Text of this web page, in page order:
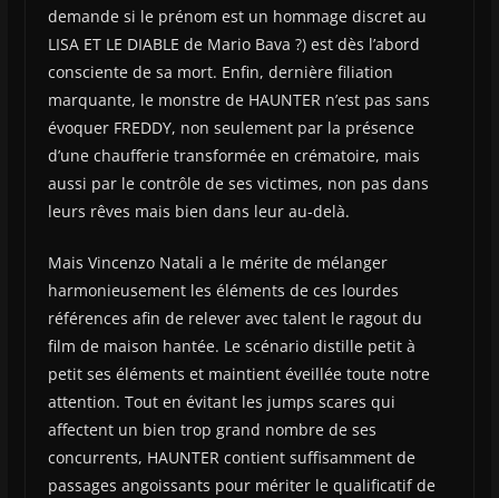
demande si le prénom est un hommage discret au
LISA ET LE DIABLE de Mario Bava ?) est dès l’abord
consciente de sa mort. Enfin, dernière filiation
marquante, le monstre de HAUNTER n’est pas sans
évoquer FREDDY, non seulement par la présence
d’une chaufferie transformée en crématoire, mais
aussi par le contrôle de ses victimes, non pas dans
leurs rêves mais bien dans leur au-delà.
Mais Vincenzo Natali a le mérite de mélanger
harmonieusement les éléments de ces lourdes
références afin de relever avec talent le ragout du
film de maison hantée. Le scénario distille petit à
petit ses éléments et maintient éveillée toute notre
attention. Tout en évitant les jumps scares qui
affectent un bien trop grand nombre de ses
concurrents, HAUNTER contient suffisamment de
passages angoissants pour mériter le qualificatif de